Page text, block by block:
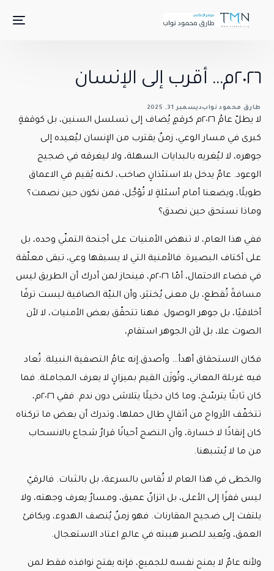
٢٠٢٦م… أقرب إلى الإنسان
طارق محمود نوابديسمبر 31, 2025
لا يطلّ عامُ ٢٠٢٦م كرقمٍ يُضاف إلى تسلسل السنين، بل كوقفةٍ
كبرى في مسار الوعي، زمنٌ يقترب من الإنسان ليُعيده إلى
جوهره، لا ليُغريه بالبدايات السهلة، ولا ليغرقه في ضجيج
الوعود. عامٌ يدخل بلا استئذانٍ صاخب، لكنه يُقيم في الاعماق
طويلًا، ويضعنا أمام أسئلةٍ لا تُؤجَّل، فمن نكون حين نصمت؟
وماذا نستحق حين نصدق؟
ففي هذا العام، لا تنهض الأمنيات على أجنحة التمنّي وحده، بل
على أكتاف البصيرة. فالأمنية التي لا يسبقها وعي، تبقى معلّقة
في فضاء الاحتمال، أمّا ٢٠٢٦م، فينحاز لمن أدرك أن الطريق ليس
مسافةً تُقطع، بل معنى يُختبَر، وأن النيّة الصافية ليست ترفًا
أخلاقيًا، بل جوهر الوصول. فهنا تتحقّق بعض الأمنيات، لا لأن
الصوت علا، بل لأن الجوهر استقام،
فكان الاستحقاق أهدأ… وأصدق.إنه عامُ التصفية النبيلة. تُعاد
فيه غربلة المعاني، وتُوزَن القيم بميزانٍ لا يعرف المجاملة. فما
كان ثابتًا يترسّخ، وما كان دخيلًا يتلاشى دون ندم. ففي ٢٠٢٦م،
تتخفّف الأرواح من أثقالٍ طال حملها، وتدرك أن بعض ما تركناه
كان إنقاذًا لا خسارة، وأن النضج أحيانًا قرارٌ شجاع بالانسحاب
من ما لا يُشبهنا.
والخطى في هذا العام لا تُقاس بالسرعة، بل بالثبات. فالرقيّ
ليس قفزًا إلى الأعلى، بل اتزانٌ عميق، ومسارٌ يعرف وجهته، ولا
يلتفت إلى ضجيج المقارنات. فهو زمنٌ يُنصف الهدوء، ويكافئ
العمق، ويُعيد للصبر هيبته في عالمٍ اعتاد الاستعجال.
ولأنه عامٌ لا يمنح نفسه للجميع، فإنه يفتح نوافذه فقط لمن